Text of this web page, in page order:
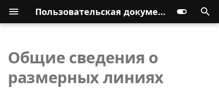
Пользовательская документация
Общие сведения о
размерных линиях